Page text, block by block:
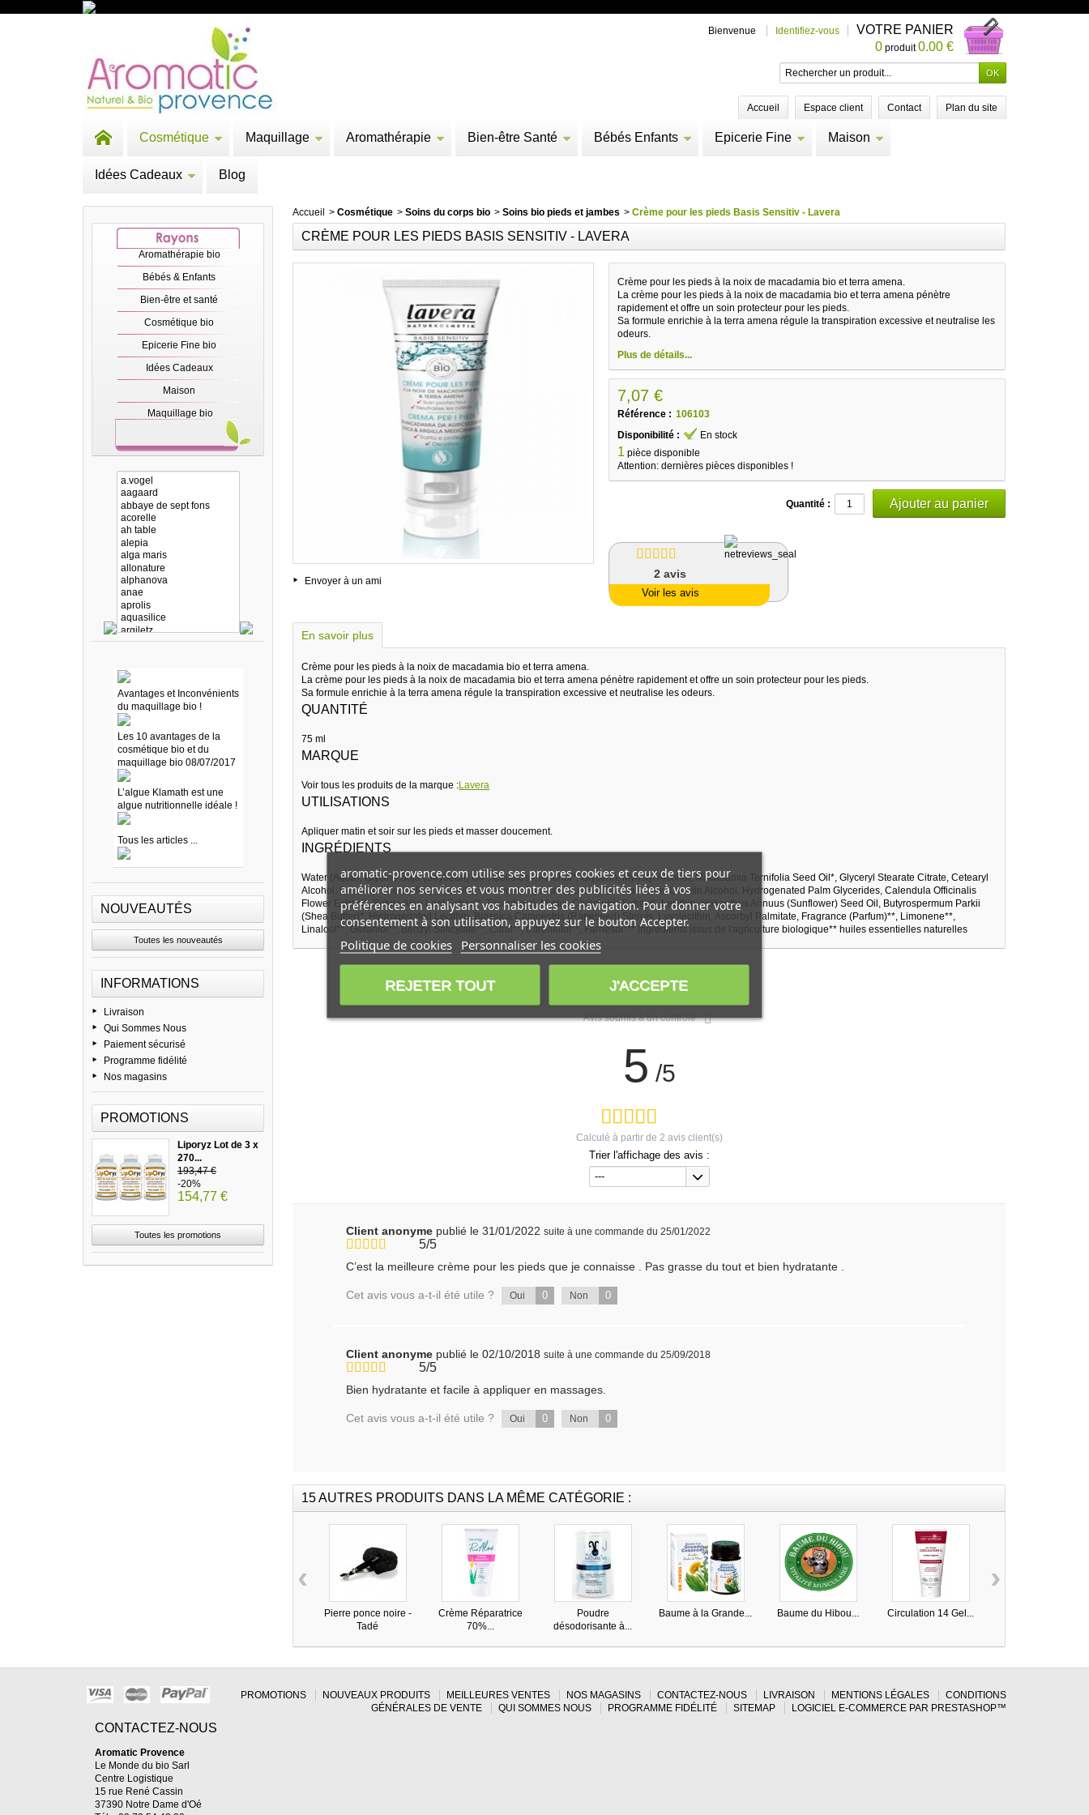
Bienvenue Identifiez-vous
VOTRE PANIER
0 produit0.00 €
Accueil Espace client Contact Plan du site
Cosmétique Maquillage Aromathérapie Bien-être Santé Bébés Enfants Epicerie Fine Maison
Idées Cadeaux Blog
Aromathérapie bio
Bébés & Enfants
Bien-être et santé
Cosmétique bio
Epicerie Fine bio
Idées Cadeaux
Maison
Maquillage bio
Avantages et Inconvénients
du maquillage bio !
Les 10 avantages de la
cosmétique bio et du
maquillage bio 08/07/2017
L’algue Klamath est une
algue nutritionnelle idéale !
Tous les articles ...
NOUVEAUTÉS
Toutes les nouveautés
INFORMATIONS
Livraison
Qui Sommes Nous
Paiement sécurisé
Programme fidélité
Nos magasins
PROMOTIONS
Liporyz Lot de 3 x
270...
193,47 €
-20%
154,77 €
Toutes les promotions
Accueil > Cosmétique > Soins du corps bio > Soins bio pieds et jambes > Crème pour les pieds Basis Sensitiv - Lavera
CRÈME POUR LES PIEDS BASIS SENSITIV - LAVERA
Envoyer à un ami
Crème pour les pieds à la noix de macadamia bio et terra amena.
La crème pour les pieds à la noix de macadamia bio et terra amena pénètre
rapidement et offre un soin protecteur pour les pieds.
Sa formule enrichie à la terra amena régule la transpiration excessive et neutralise les
odeurs.
Plus de détails...
7,07 €
Référence : 106103
Disponibilité :
En stock
1 pièce disponible
Attention: dernières pièces disponibles !
Quantité :
2avis
Voir les avis
En savoir plus
Crème pour les pieds à la noix de macadamia bio et terra amena.
La crème pour les pieds à la noix de macadamia bio et terra amena pénètre rapidement et offre un soin protecteur pour les pieds.
Sa formule enrichie à la terra amena régule la transpiration excessive et neutralise les odeurs.
QUANTITÉ
75 ml
MARQUE
Voir tous les produits de la marque :Lavera
UTILISATIONS
Apliquer matin et soir sur les pieds et masser doucement.
INGRÉDIENTS
Water (Aqua), Glycine Soja (Soybean) Oil*, Cellulose, Alcohol*, Glycerin, Myristyl Alcohol, Macadamia Ternifolia Seed Oil*, Glyceryl Stearate Citrate, Cetearyl
Alcohol, Beeswax (Cera Alba)*, Lanolin, Hectorite, Squalane, Loess, Xanthan Gum, Lanolin Alcohol, Hydrogenated Palm Glycerides, Calendula Officinalis
Flower Extract*, Betula Alba Leaf Extract*, Tocopherol, Myrtus Communis Extract*, Lecithin, Helianthus Annuus (Sunflower) Seed Oil, Butyrospermum Parkii
(Shea Butter)*, Hydrogenated Lecithin, Brassica Campestris (Rapeseed) Sterols, Lysolecithin, Ascorbyl Palmitate, Fragrance (Parfum)**, Limonene**,
Linalool**, Geraniol**, Benzyl Salicylate**, Citral**, Citronellol**, Farnesol*** ingredients issus de l'agriculture biologique** huiles essentielles naturelles
Avis soumis à un contrôle
5 /5
Calculé à partir de 2 avis client(s)
Trier l'affichage des avis :
---
Client anonyme publié le 31/01/2022 suite à une commande du 25/01/2022
5/5
C’est la meilleure crème pour les pieds que je connaisse . Pas grasse du tout et bien hydratante .
Cet avis vous a-t-il été utile ? Oui 0 Non 0
Client anonyme publié le 02/10/2018 suite à une commande du 25/09/2018
5/5
Bien hydratante et facile à appliquer en massages.
Cet avis vous a-t-il été utile ? Oui 0 Non 0
15 AUTRES PRODUITS DANS LA MÊME CATÉGORIE :
Pierre ponce noire -
Tadé
Crème Réparatrice
70%...
Poudre
désodorisante à...
Baume à la Grande... Baume du Hibou... Circulation 14 Gel...
‹ ›
PROMOTIONS NOUVEAUX PRODUITS MEILLEURES VENTES NOS MAGASINS CONTACTEZ-NOUS LIVRAISON MENTIONS LÉGALES
CONDITIONS
GÉNÉRALES DE VENTE
QUI SOMMES NOUS PROGRAMME FIDÉLITÉ SITEMAP LOGICIEL E-COMMERCE PAR PRESTASHOP™
CONTACTEZ-NOUS
Aromatic Provence
Le Monde du bio Sarl
Centre Logistique
15 rue René Cassin
37390 Notre Dame d'Oé
aromatic-provence.com utilise ses propres cookies et ceux de tiers pour
améliorer nos services et vous montrer des publicités liées à vos
préférences en analysant vos habitudes de navigation. Pour donner votre
consentement à son utilisation, appuyez sur le bouton Accepter.
Politique de cookies Personnaliser les cookies
REJETER TOUT J'ACCEPTE